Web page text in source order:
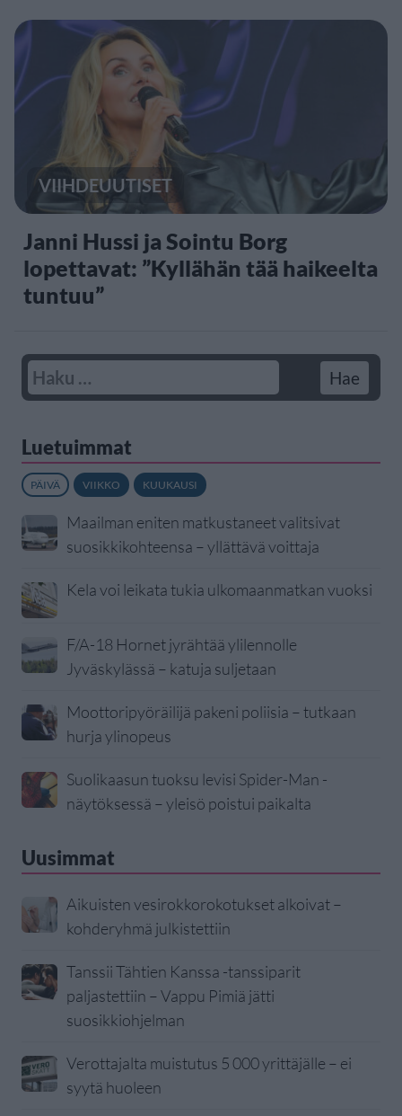
VIIHDEUUTISET
Janni Hussi ja Sointu Borg
lopettavat: ”Kyllähän tää haikeelta
tuntuu”
Luetuimmat
PÄIVÄ VIIKKO KUUKAUSI
Maailman eniten matkustaneet valitsivat
suosikkikohteensa – yllättävä voittaja
Kela voi leikata tukia ulkomaanmatkan vuoksi
F/A-18 Hornet jyrähtää ylilennolle
Jyväskylässä – katuja suljetaan
Moottoripyöräilijä pakeni poliisia – tutkaan
hurja ylinopeus
Suolikaasun tuoksu levisi Spider-Man -
näytöksessä – yleisö poistui paikalta
Uusimmat
Aikuisten vesirokkorokotukset alkoivat –
kohderyhmä julkistettiin
Tanssii Tähtien Kanssa -tanssiparit
paljastettiin – Vappu Pimiä jätti
suosikkiohjelman
Verottajalta muistutus 5 000 yrittäjälle – ei
syytä huoleen